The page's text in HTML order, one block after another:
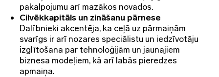
pakalpojumu arī mazākos novados.
Cilvēkkapitāls un zināšanu pārnese
Dalībnieki akcentēja, ka ceļā uz pārmaiņām
svarīgs ir arī nozares speciālistu un iedzīvotāju
izglītošana par tehnoloģijām un jaunajiem
biznesa modeļiem, kā arī labās pieredzes
apmaiņa.